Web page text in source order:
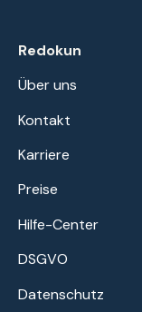
Redokun
Über uns
Kontakt
Karriere
Preise
Hilfe-Center
DSGVO
Datenschutz